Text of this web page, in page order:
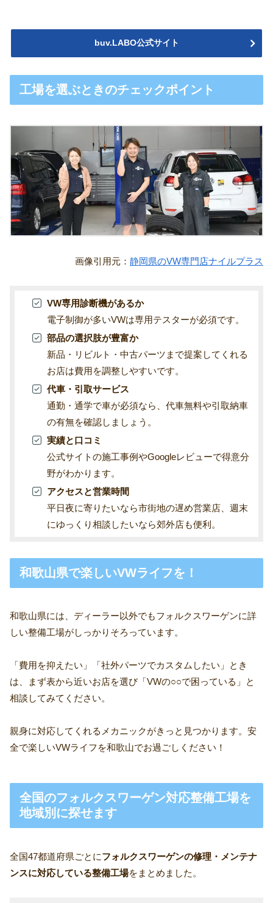
buv.LABO公式サイト
工場を選ぶときのチェックポイント
画像引用元： 静岡県のVW専門店ナイルプラス
VW専用診断機があるか
電子制御が多いVWは専用テスターが必須です。
部品の選択肢が豊富か
新品・リビルト・中古パーツまで提案してくれる
お店は費用を調整しやすいです。
代車・引取サービス
通勤・通学で車が必須なら、代車無料や引取納車
の有無を確認しましょう。
実績と口コミ
公式サイトの施工事例やGoogleレビューで得意分
野がわかります。
アクセスと営業時間
平日夜に寄りたいなら市街地の遅め営業店、週末
にゆっくり相談したいなら郊外店も便利。
和歌山県で楽しいVWライフを！
和歌山県には、ディーラー以外でもフォルクスワーゲンに詳
しい整備工場がしっかりそろっています。
「費用を抑えたい」「社外パーツでカスタムしたい」とき
は、まず表から近いお店を選び「VWの○○で困っている」と
相談してみてください。
親身に対応してくれるメカニックがきっと見つかります。安
全で楽しいVWライフを和歌山でお過ごしください！
全国のフォルクスワーゲン対応整備工場を
地域別に探せます
全国47都道府県ごとにフォルクスワーゲンの修理・メンテナ
ンスに対応している整備工場をまとめました。